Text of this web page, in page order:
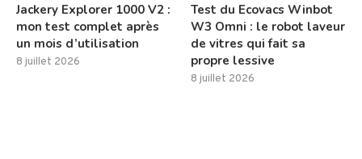
Jackery Explorer 1000 V2 :
mon test complet après
un mois d’utilisation
8 juillet 2026
Test du Ecovacs Winbot
W3 Omni : le robot laveur
de vitres qui fait sa
propre lessive
8 juillet 2026